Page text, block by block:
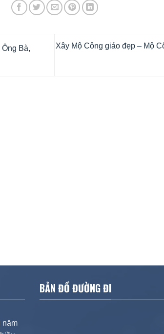
Bà,
Xây Mộ Công giáo đẹp – Mộ
năm
BẢN ĐỒ ĐƯỜNG ĐI